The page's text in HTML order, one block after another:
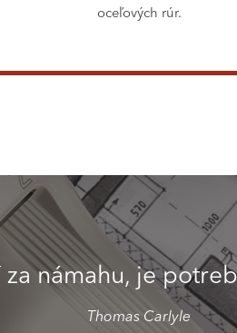
oceľových rúr.
námahu, je
Thomas Carlyle